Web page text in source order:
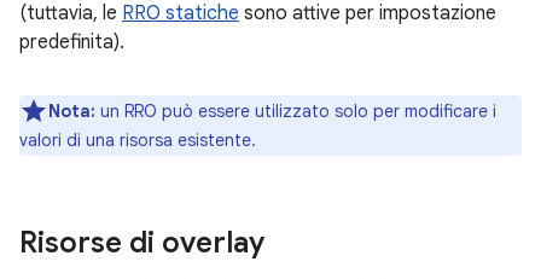
(tuttavia, le RRO statiche sono attive per impostazione
predefinita).
Nota: un RRO può essere utilizzato solo per modificare i
valori di una risorsa esistente.
Risorse di overlay